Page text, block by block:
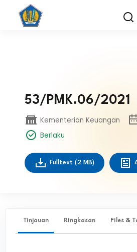
53/PMK.06/2021
Kementerian Keuangan
Berlaku
Fulltext (2 MB)
Tinjauan Ringkasan Files &